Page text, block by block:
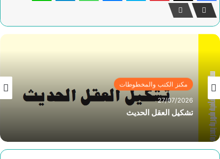
مكنز الكتب والمخطوطات
27/07/2026
تشكيل العقل الحديث